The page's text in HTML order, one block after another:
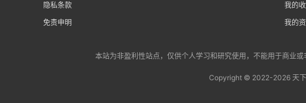
隐私条款
免责申明
我的
我的
本站为非盈利性站点，仅供个人学习和研究使用，不能用于商业
Copyright © 2022-2026 天